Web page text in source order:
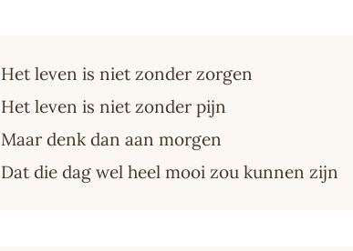
Het leven is niet zonder zorgen
Het leven is niet zonder pijn
Maar denk dan aan morgen
Dat die dag wel heel mooi zou kunnen zijn